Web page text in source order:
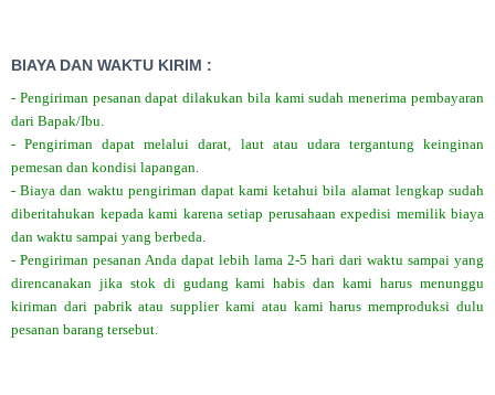
BIAYA DAN WAKTU KIRIM :
- Pengiriman pesanan dapat dilakukan bila kami sudah menerima pembayaran
dari Bapak/Ibu.
- Pengiriman dapat melalui darat, laut atau udara tergantung keinginan
pemesan dan kondisi lapangan.
- Biaya dan waktu pengiriman dapat kami ketahui bila alamat lengkap sudah
diberitahukan kepada kami karena setiap perusahaan expedisi memilik biaya
dan waktu sampai yang berbeda.
- Pengiriman pesanan Anda dapat lebih lama 2-5 hari dari waktu sampai yang
direncanakan jika stok di gudang kami habis dan kami harus menunggu
kiriman dari pabrik atau supplier kami atau kami harus memproduksi dulu
pesanan barang tersebut.